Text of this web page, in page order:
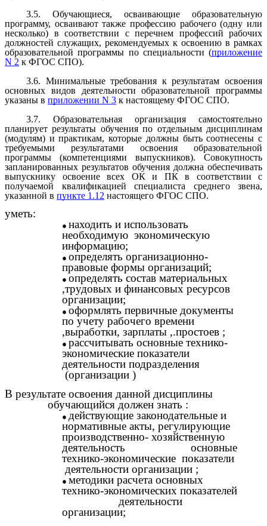
3.5. Обучающиеся, осваивающие образовательную
программу, осваивают также профессию рабочего (одну или
несколько) в соответствии с перечнем профессий рабочих
должностей служащих, рекомендуемых к освоению в рамках
образовательной программы по специальности (приложение
N 2 к ФГОС СПО).
3.6. Минимальные требования к результатам освоения
основных видов деятельности образовательной программы
указаны в приложении N 3 к настоящему ФГОС СПО.
3.7. Образовательная организация самостоятельно
планирует результаты обучения по отдельным дисциплинам
(модулям) и практикам, которые должны быть соотнесены с
требуемыми результатами освоения образовательной
программы (компетенциями выпускников). Совокупность
запланированных результатов обучения должна обеспечивать
выпускнику освоение всех ОК и ПК в соответствии с
получаемой квалификацией специалиста среднего звена,
указанной в пункте 1.12 настоящего ФГОС СПО.
уметь:
находить и использовать
необходимую экономическую
информацию;
определять организационно-
правовые формы организаций;
определять состав материальных
,трудовых и финансовых ресурсов
организации;
оформлять первичные документы
по учету рабочего времени
,выработки, зарплаты ,.простоев ;
рассчитывать основные технико-
экономические показатели
деятельности подразделения
(организации )
В результате освоения данной дисциплины
обучающийся должен знать :
действующие законодательные и
нормативные акты, регулирующие
производственно- хозяйственную
деятельность основные
технико-экономические показатели
деятельности организации ;
методики расчета основных
технико-экономических показателей
деятельности
организации;